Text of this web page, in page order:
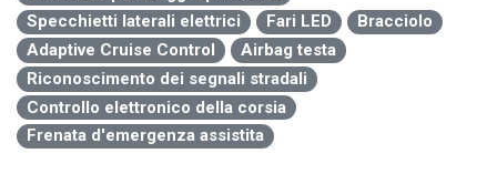
Specchietti laterali elettrici
Fari LED
Bracciolo
Adaptive Cruise Control
Airbag testa
Riconoscimento dei segnali stradali
Controllo elettronico della corsia
Frenata d'emergenza assistita